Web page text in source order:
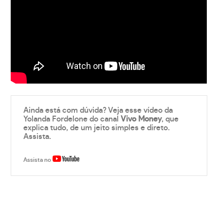
Ainda está com dúvida? Veja esse vídeo da
Yolanda Fordelone do canalVivo Money, que
explica tudo, de um jeito simples e direto.
Assista.
Assista no